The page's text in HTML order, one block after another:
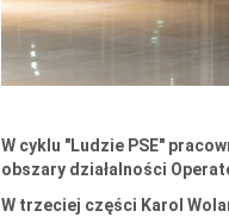
W cyklu "Ludzie PSE"
obszary działalności
W trzeciej części Karol